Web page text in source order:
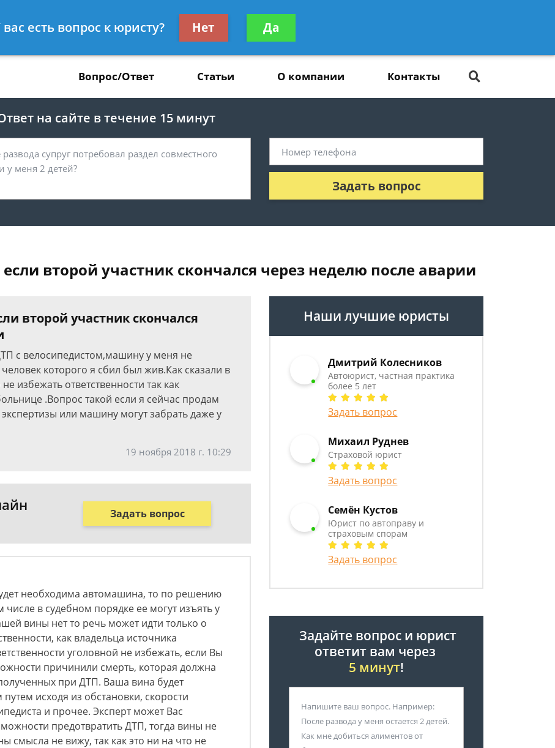
37
Получите консультацию
бесплатно
Вопрос/Ответ Статьи О компании Контакты
на сайте в течение 15 минут
Задать вопрос
второй участник скончался через неделю после аварии
второй участник скончался
с велосипедистом,машину у меня не
которого я сбил был жив.Как сказали в
избежать ответственности так как
.Вопрос такой если я сейчас продам
или машину могут забрать даже у
19 ноября 2018 г. 10:29
Задать вопрос
необходима автомашина, то по решению
в судебном порядке ее могут изъять у
вины нет то речь может идти только о
как владельца источника
уголовной не избежать, если Вы
причинили смерть, которая должна
при ДТП. Ваша вина будет
исходя из обстановки, скорости
и прочее. Эксперт может Вас
предотвратить ДТП, тогда вины не
смысла не вижу, так как это ни на что не
Наши лучшие юристы
Дмитрий Колесников
Автоюрист, частная практика
более 5 лет
Задать вопрос
Михаил Руднев
Страховой юрист
Задать вопрос
Семён Кустов
Юрист по автоправу и
страховым спорам
Задать вопрос
Задайте вопрос и юрист
ответит вам через
5 минут!
вас есть вопрос к юристу? Нет Да